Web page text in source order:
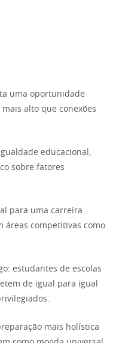
uma oportunidade
alto que conexões
educacional,
sobre fatores
para uma carreira
áreas competitivas como
estudantes de escolas
de igual para igual
mais holística